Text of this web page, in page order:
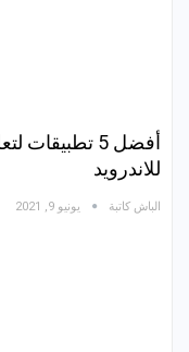
أفضل 5
للاندرويد
الباش كاتبة يونيو 9, 2021